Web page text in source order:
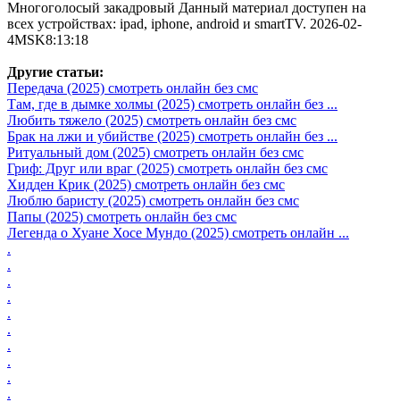
Многоголосый закадровый Данный материал доступен на
всех устройствах: ipad, iphone, android и smartTV. 2026-02-
4MSK8:13:18
Другие статьи:
Передача (2025) смотреть онлайн без смс
Там, где в дымке холмы (2025) смотреть онлайн без ...
Любить тяжело (2025) смотреть онлайн без смс
Брак на лжи и убийстве (2025) смотреть онлайн без ...
Ритуальный дом (2025) смотреть онлайн без смс
Гриф: Друг или враг (2025) смотреть онлайн без смс
Хидден Крик (2025) смотреть онлайн без смс
Люблю баристу (2025) смотреть онлайн без смс
Папы (2025) смотреть онлайн без смс
Легенда о Хуане Хосе Мундо (2025) смотреть онлайн ...
.
.
.
.
.
.
.
.
.
.